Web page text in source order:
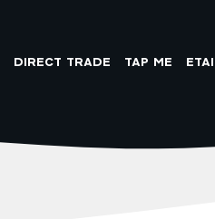
DIRECT TRADE TAP ME